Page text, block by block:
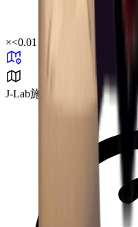
×<0.01
J-Lab施設